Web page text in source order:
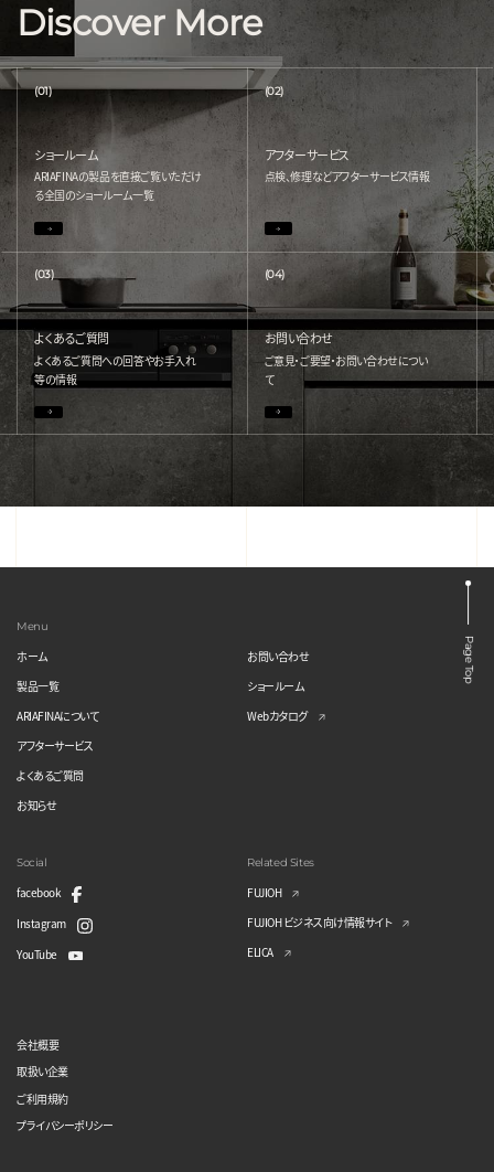
Discover More
(01)
ショールーム
ARIAFINAの製品を直接ご覧いただけ
る全国のショールーム一覧
(02)
アフターサービス
点検、修理などアフターサービス情報
(03)
よくあるご質問
よくあるご質問への回答やお手入れ
等の情報
(04)
お問い合わせ
ご意見・ご要望・お問い合わせについ
て
Page Top
Menu
ホーム
製品一覧
ARIAFINAについて
アフターサービス
よくあるご質問
お知らせ
お問い合わせ
ショールーム
Webカタログ
Social
facebook
Instagram
YouTube
Related Sites
FUJIOH
FUJIOH ビジネス向け情報サイト
ELICA
会社概要
取扱い企業
ご利用規約
プライバシーポリシー